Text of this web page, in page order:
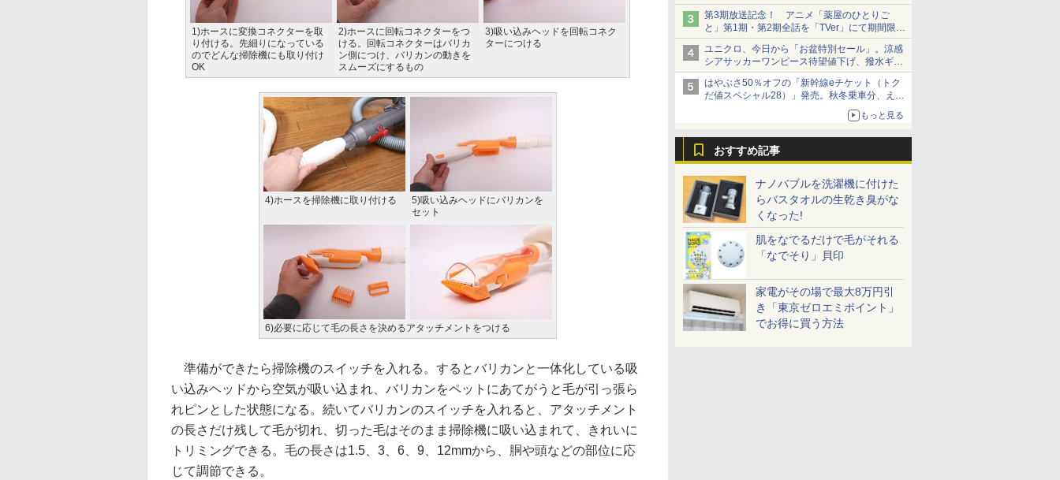
第3期放送記念！ アニメ「薬屋のひとりご
と」第1期・第2期全話を「TVer」にて期間限定
で順次無料配信開始
ユニクロ、今日から「お盆特別セール」。涼感
シアサッカーワンピース待望値下げ、撥水ギア
ショーツは1990円に
はやぶさ50％オフの「新幹線eチケット（トク
だ値スペシャル28）」発売。秋冬乗車分、えき
もっと見る
おすすめ記事
ナノバブルを洗濯機に付けた
らバスタオルの生乾き臭がな
くなった!
肌をなでるだけで毛がそれる
「なでそり」貝印
家電がその場で最大8万円引
き「東京ゼロエミポイント」
でお得に買う方法
1)ホースに変換コネクターを取
り付ける。先細りになっている
のでどんな掃除機にも取り付け
OK
2)ホースに回転コネクターをつ
ける。回転コネクターはバリカ
ン側につけ、バリカンの動きを
スムーズにするもの
3)吸い込みヘッドを回転コネク
ターにつける
4)ホースを掃除機に取り付ける
5)吸い込みヘッドにバリカンを
セット
6)必要に応じて毛の長さを決めるアタッチメントをつける
準備ができたら掃除機のスイッチを入れる。するとバリカンと一体化している吸
い込みヘッドから空気が吸い込まれ、バリカンをペットにあてがうと毛が引っ張ら
れピンとした状態になる。続いてバリカンのスイッチを入れると、アタッチメント
の長さだけ残して毛が切れ、切った毛はそのまま掃除機に吸い込まれて、きれいに
トリミングできる。毛の長さは1.5、3、6、9、12mmから、胴や頭などの部位に応
じて調節できる。